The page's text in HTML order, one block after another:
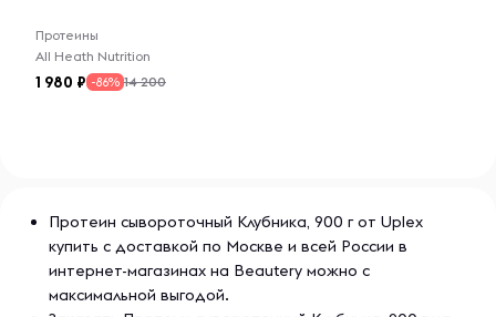
Протеины
All Heath Nutrition
1 980 -86% 14 200
Протеин сывороточный Клубника, 900 г от Uplex
купить с доставкой по Москве и всей России в
интернет-магазинах на Beautery можно с
максимальной выгодой.